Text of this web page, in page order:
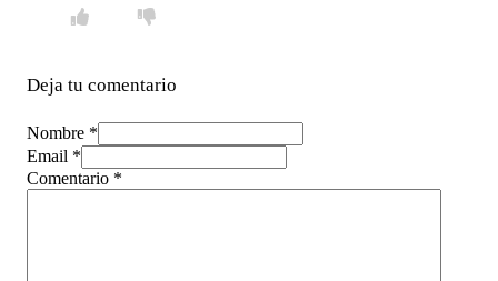
Deja tu comentario
Nombre *
Email *
Comentario *